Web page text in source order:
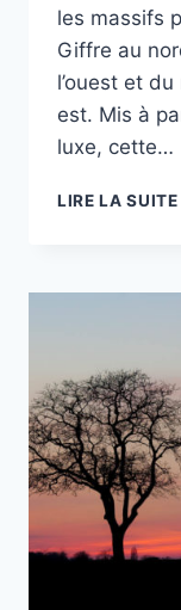
les massifs
Giffre au
l’ouest et
est. Mis à
luxe, cette…
LIRE LA SUITE